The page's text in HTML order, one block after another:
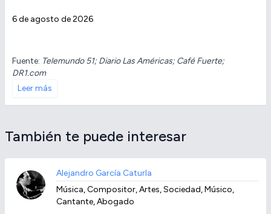
6 de agosto de 2026
Fuente: Telemundo 51; Diario Las Américas; Café Fuerte;
DR1.com
Leer más
También te puede interesar
Alejandro García Caturla
Música, Compositor, Artes, Sociedad, Músico,
Cantante, Abogado